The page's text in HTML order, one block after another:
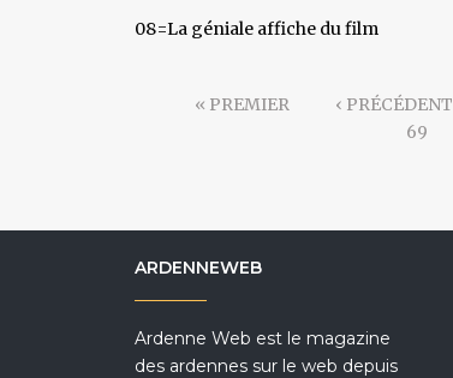
08=La géniale affiche du film
« PREMIER ‹ PRÉCÉDENT
69
ARDENNEWEB
Ardenne Web est le magazine
des ardennes sur le web depuis